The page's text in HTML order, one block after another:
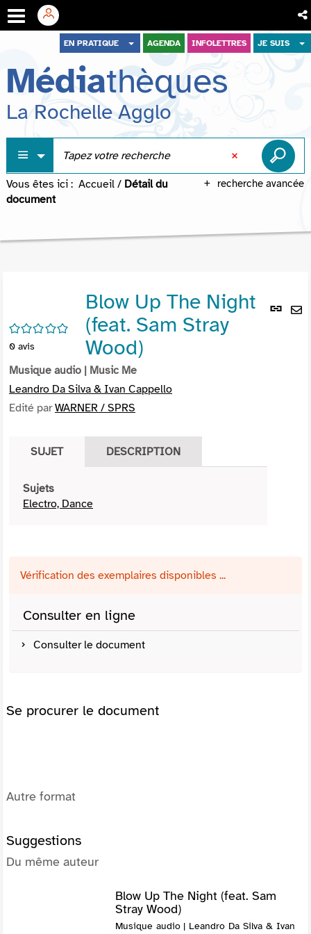
menu
contenu
recherche
EN PRATIQUE AGENDA INFOLETTRES JE SUIS
Médiathèques
La Rochelle Agglo
recherche avancée
Vous êtes ici : Accueil / Détail du
document
Lien
/5
0 avis
Blow Up The Night
(feat. Sam Stray
Wood)
Musique audio | Music Me
Leandro Da Silva & Ivan Cappello
Edité parWARNER / SPRS
SUJET DESCRIPTION
Sujets
Electro, Dance
Vérification des exemplaires disponibles ...
Consulter en ligne
Consulter le document
Se procurer le document
Autre format
Suggestions
Du même auteur
Blow Up The Night (feat. Sam
Stray Wood)
Musique audio | Leandro Da Silva & Ivan